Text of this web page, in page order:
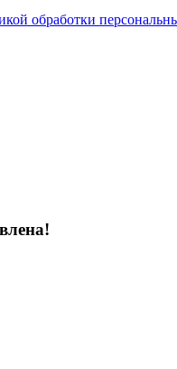
обработки